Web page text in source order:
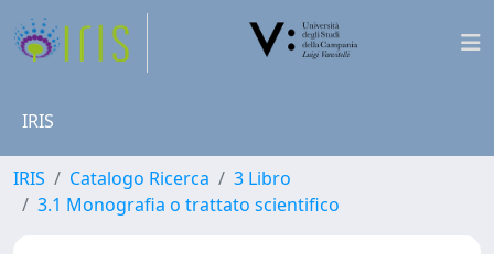
IRIS
IRIS Catalogo Ricerca
3 Libro
3.1 Monografia o trattato scientifico